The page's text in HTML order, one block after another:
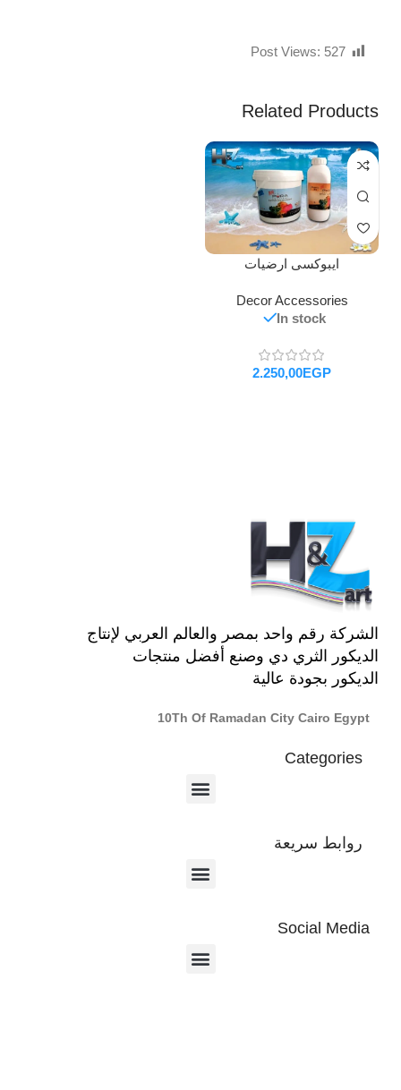
Post Views: 527
Related Products
ايبوكسى ارضيات
Decor Accessories
In stock
EGP
الشركة رقم واحد بمصر والعالم العربي لإنتاج
الديكور الثري دي وصنع أفضل منتجات
الديكور بجودة عالية
10Th Of Ramadan City Cairo Egypt
Categories
روابط سريعة
Social Media